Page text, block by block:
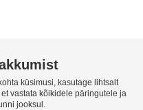
küsimusi, kasutage lihtsalt
vastata kõikidele päringutele ja
jooksul.